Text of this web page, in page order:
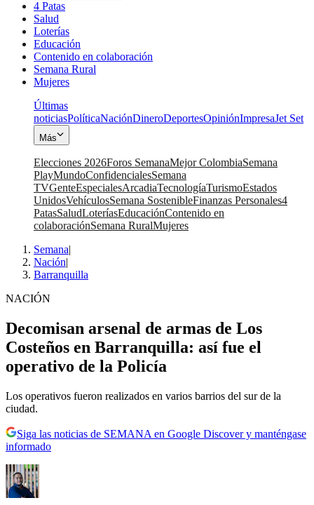
4 Patas
Salud
Loterías
Educación
Contenido en colaboración
Semana Rural
Mujeres
Últimas
noticiasPolíticaNaciónDineroDeportesOpiniónImpresaJet Set
Más
Elecciones 2026Foros SemanaMejor ColombiaSemana
PlayMundoConfidencialesSemana
TVGenteEspecialesArcadiaTecnologíaTurismoEstados
UnidosVehículosSemana SostenibleFinanzas Personales4
PatasSaludLoteríasEducaciónContenido en
colaboraciónSemana RuralMujeres
Semana|
Nación|
Barranquilla
NACIÓN
Decomisan arsenal de armas de Los
Costeños en Barranquilla: así fue el
operativo de la Policía
Los operativos fueron realizados en varios barrios del sur de la
ciudad.
Siga las noticias de SEMANA en Google Discover y manténgase
informado